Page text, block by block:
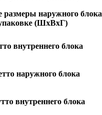
размеры наружного блока
(ШxВxГ)
внутреннего блока
наружного блока
внутреннего блока